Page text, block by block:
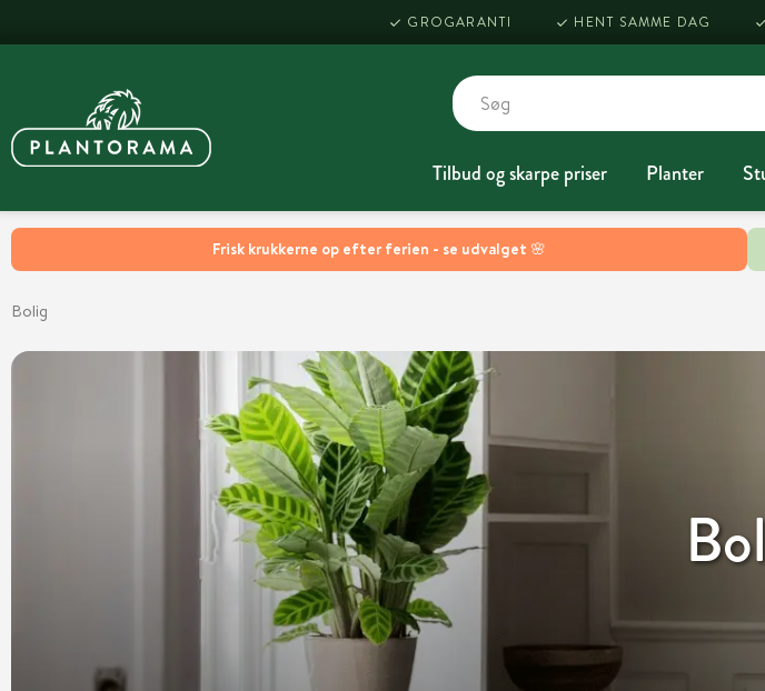
Frisk krukkerne op efter ferien - se udvalget 🌸
GROGARANTI HENT SAMME DAG
Tilbud og skarpe priser Planter
Bolig